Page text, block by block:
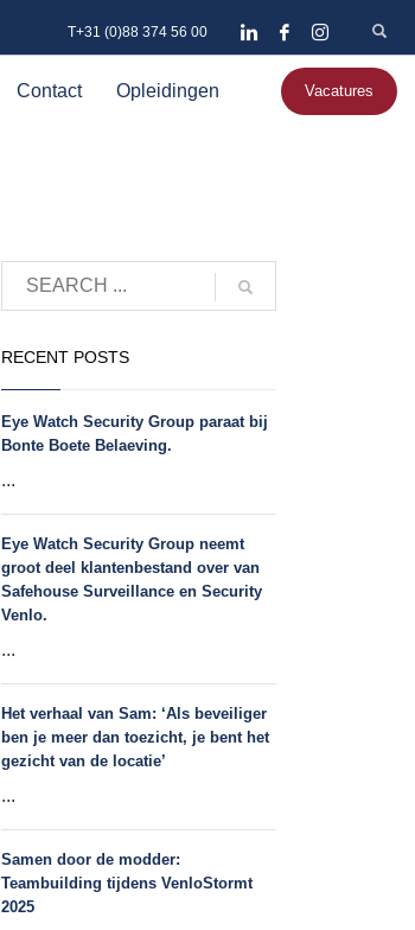
T+31 (0)88 374 56 00
Contact Opleidingen Vacatures
RECENT POSTS
Eye Watch Security Group paraat bij
Bonte Boete Belaeving.
...
Eye Watch Security Group neemt
groot deel klantenbestand over van
Safehouse Surveillance en Security
Venlo.
...
Het verhaal van Sam: ‘Als beveiliger
ben je meer dan toezicht, je bent het
gezicht van de locatie’
...
Samen door de modder:
Teambuilding tijdens VenloStormt
2025